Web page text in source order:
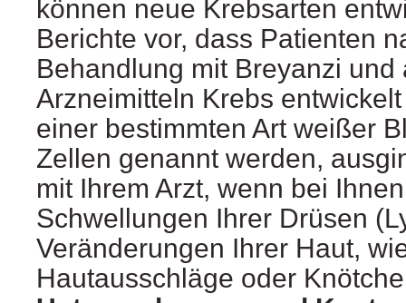
können neue Krebsarten
Berichte vor, dass Patienten
Behandlung mit Breyanzi und
Arzneimitteln Krebs
einer bestimmten Art weißer
Zellen genannt werden,
mit Ihrem Arzt, wenn bei
Schwellungen Ihrer Drüsen
Veränderungen Ihrer Haut,
Hautausschläge oder